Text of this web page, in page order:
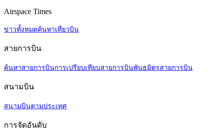
Airspace Times
ข่าวทั้งหมดค้นหาเที่ยวบิน
สายการบิน
ค้นหาสายการบินการเปรียบเทียบสายการบินพันธมิตรสายการบิน
สนามบิน
สนามบินตามประเทศ
การจัดอันดับ